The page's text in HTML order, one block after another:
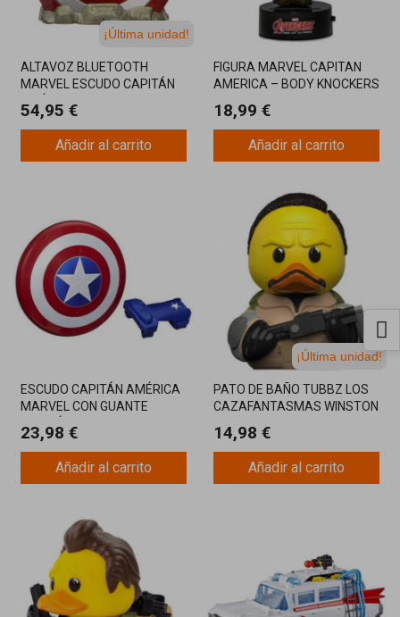
¡Última unidad!
ALTAVOZ BLUETOOTH
MARVEL ESCUDO CAPITÁN
54,95 €
Añadir al carrito
FIGURA MARVEL CAPITAN
AMERICA – BODY KNOCKERS
18,99 €
Añadir al carrito
ESCUDO CAPITÁN AMÉRICA
MARVEL CON GUANTE
23,98 €
Añadir al carrito
¡Última unidad!
PATO DE BAÑO TUBBZ LOS
CAZAFANTASMAS WINSTON
14,98 €
Añadir al carrito